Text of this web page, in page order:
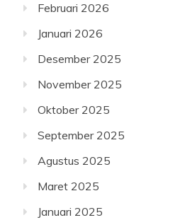
Februari 2026
Januari 2026
Desember 2025
November 2025
Oktober 2025
September 2025
Agustus 2025
Maret 2025
Januari 2025